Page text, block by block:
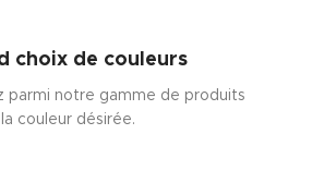
choix de couleurs
parmi notre gamme de produits
la couleur désirée.